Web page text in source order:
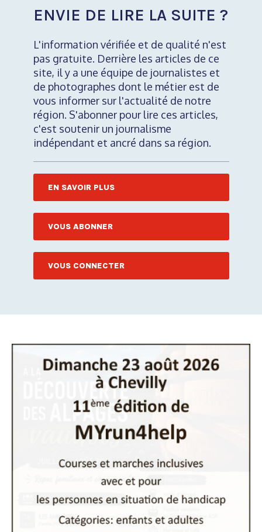
ENVIE DE LIRE LA SUITE ?
L'information vérifiée et de qualité n'est
pas gratuite. Derrière les articles de ce
site, il y a une équipe de journalistes et
de photographes dont le métier est de
vous informer sur l'actualité de notre
région. S'abonner pour lire ces articles,
c'est soutenir un journalisme
indépendant et ancré dans sa région.
EN SAVOIR PLUS
VOUS ABONNER
VOUS CONNECTER